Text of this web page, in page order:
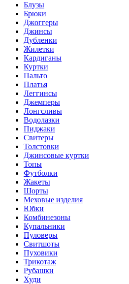
Блузы
Брюки
Джоггеры
Джинсы
Дубленки
Жилетки
Кардиганы
Куртки
Пальто
Платья
Леггинсы
Джемперы
Лонгсливы
Водолазки
Пиджаки
Свитеры
Толстовки
Джинсовые куртки
Топы
Футболки
Жакеты
Шорты
Меховые изделия
Юбки
Комбинезоны
Купальники
Пуловеры
Свитшоты
Пуховики
Трикотаж
Рубашки
Худи